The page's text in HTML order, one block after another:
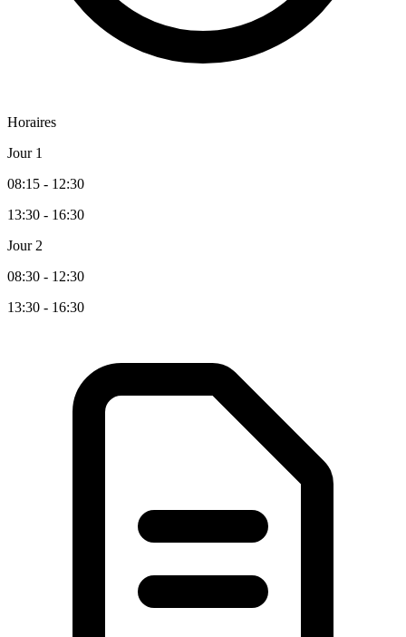
Horaires
Jour 1
08:15 - 12:30
13:30 - 16:30
Jour 2
08:30 - 12:30
13:30 - 16:30